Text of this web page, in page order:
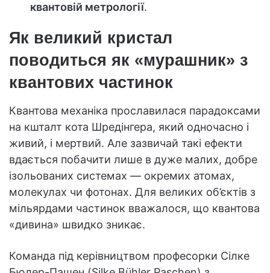
квантовій метрології.
Як великий кристал
поводиться як «мурашник» з
квантових частинок
Квантова механіка прославилася парадоксами
на кшталт кота Шредінгера, який одночасно і
живий, і мертвий. Але зазвичай такі ефекти
вдається побачити лише в дуже малих, добре
ізольованих системах — окремих атомах,
молекулах чи фотонах. Для великих об’єктів з
мільярдами частинок вважалося, що квантова
«дивина» швидко зникає.
Команда під керівництвом професорки Сілке